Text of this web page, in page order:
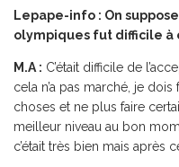
Lepape-info : On
olympiques fut difficile à
M.A : C’était difficile de
cela n’a pas marché, je
choses et ne plus faire
meilleur niveau au bon
c’était très bien mais après